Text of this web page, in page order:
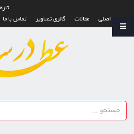
صفحه اصلی
مقالات گالری تصاویر تماس با ما